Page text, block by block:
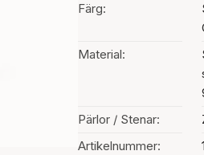
Färg:
Material:
Pärlor / Stenar:
Artikelnummer: